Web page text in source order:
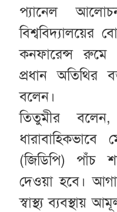
প্যানেল
বিশ্ববিদ্যালয়ের
কনফারেন্স
প্রধান অতিথির
বলেন।
তিতুমীর
(জিডিপি) পাঁচ
দেওয়া হবে।
স্বাস্থ্য ব্যবস্থায়